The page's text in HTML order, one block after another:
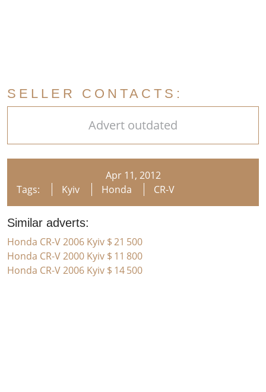
SELLER CONTACTS:
Advert outdated
Apr 11, 2012
Tags:
Kyiv Honda CR-V
Similar adverts:
Honda CR-V 2006 Kyiv $ 21 500
Honda CR-V 2000 Kyiv $ 11 800
Honda CR-V 2006 Kyiv $ 14 500